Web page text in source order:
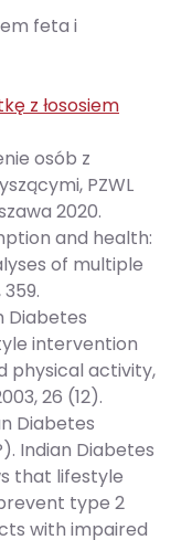
feta i
z łososiem
osób z
PZWL
2020.
and health:
of multiple
Diabetes
intervention
physical activity,
26 (12).
Diabetes
Indian Diabetes
that lifestyle
type 2
with impaired